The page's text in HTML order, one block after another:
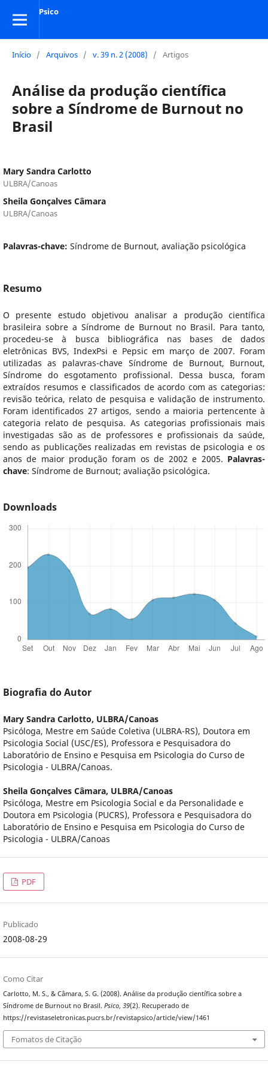
Psico
Início / Arquivos / v. 39 n. 2 (2008) / Artigos
Análise da produção científica
sobre a Síndrome de Burnout no
Brasil
Mary Sandra Carlotto
ULBRA/Canoas
Sheila Gonçalves Câmara
ULBRA/Canoas
Palavras-chave: Síndrome de Burnout, avaliação psicológica
Resumo
O presente estudo objetivou analisar a produção científica
brasileira sobre a Síndrome de Burnout no Brasil. Para tanto,
procedeu-se à busca bibliográfica nas bases de dados
eletrônicas BVS, IndexPsi e Pepsic em março de 2007. Foram
utilizadas as palavras-chave Síndrome de Burnout, Burnout,
Síndrome do esgotamento profissional. Dessa busca, foram
extraídos resumos e classificados de acordo com as categorias:
revisão teórica, relato de pesquisa e validação de instrumento.
Foram identificados 27 artigos, sendo a maioria pertencente à
categoria relato de pesquisa. As categorias profissionais mais
investigadas são as de professores e profissionais da saúde,
sendo as publicações realizadas em revistas de psicologia e os
anos de maior produção foram os de 2002 e 2005. Palavras-
chave: Síndrome de Burnout; avaliação psicológica.
Downloads
Biografia do Autor
Mary Sandra Carlotto, ULBRA/Canoas
Psicóloga, Mestre em Saúde Coletiva (ULBRA-RS), Doutora em
Psicologia Social (USC/ES), Professora e Pesquisadora do
Laboratório de Ensino e Pesquisa em Psicologia do Curso de
Psicologia - ULBRA/Canoas.
Sheila Gonçalves Câmara, ULBRA/Canoas
Psicóloga, Mestre em Psicologia Social e da Personalidade e
Doutora em Psicologia (PUCRS), Professora e Pesquisadora do
Laboratório de Ensino e Pesquisa em Psicologia do Curso de
Psicologia - ULBRA/Canoas
PDF
Publicado
2008-08-29
Como Citar
Carlotto, M. S., & Câmara, S. G. (2008). Análise da produção científica sobre a
Síndrome de Burnout no Brasil. Psico, 39(2). Recuperado de
https://revistaseletronicas.pucrs.br/revistapsico/article/view/1461
Fomatos de Citação